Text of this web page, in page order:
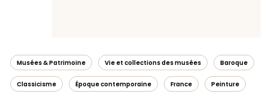
Musées & Patrimoine Vie et collections des musées Baroque
Classicisme Époque contemporaine France Peinture